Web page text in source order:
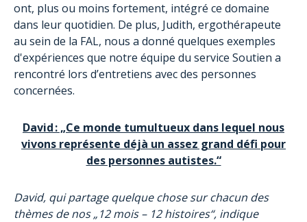
ont, plus ou moins fortement, intégré ce domaine
dans leur quotidien. De plus, Judith, ergothérapeute
au sein de la FAL, nous a donné quelques exemples
d'expériences que notre équipe du service Soutien a
rencontré lors d’entretiens avec des personnes
concernées.
David : „Ce monde tumultueux dans lequel nous
vivons représente déjà un assez grand défi pour
des personnes autistes.“
David, qui partage quelque chose sur chacun des
thèmes de nos „12 mois – 12 histoires“, indique